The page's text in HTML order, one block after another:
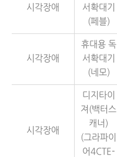
시각장애
서확대기
(페블)
시각장애
휴대용 독
서확대기
(네모)
시각장애
디지타이
져(백터스
캐너)
(그라파이
어4CTE-